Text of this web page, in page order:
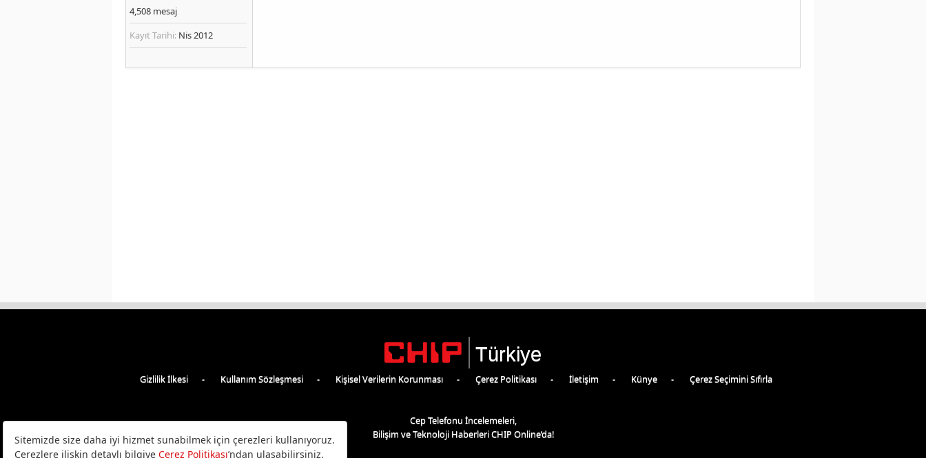
4,508 mesaj
Kayıt Tarihi: Nis 2012
Türkiye
Gizlilik İlkesi Kullanım Sözleşmesi Kişisel Verilerin Korunması Çerez Politikası İletişim Künye Çerez Seçimini Sıfırla
Cep Telefonu İncelemeleri,
Bilişim ve Teknoloji Haberleri CHIP Online’da!